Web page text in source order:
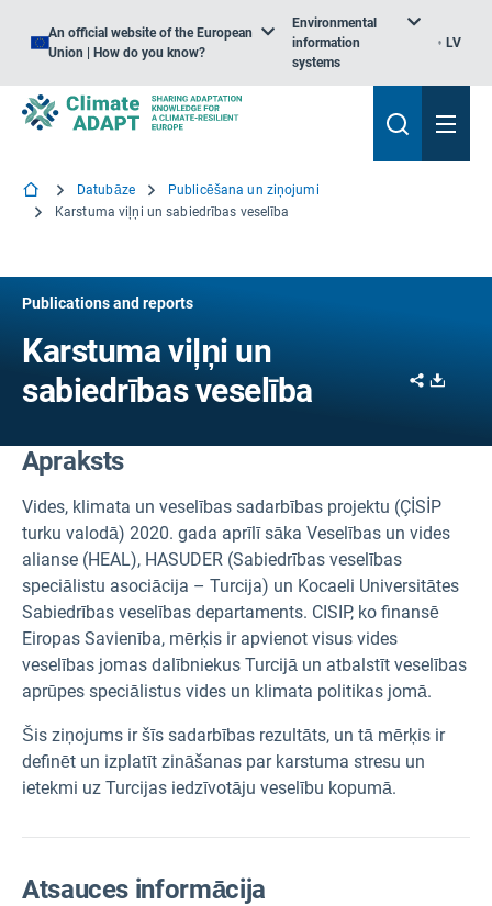
An official website of the European
Union | How do you know?
Environmental
information
systems
LV
Datubāze
Publicēšana un ziņojumi
Karstuma viļņi un sabiedrības veselība
Publications and reports
Karstuma viļņi un
sabiedrības veselība
Share
Apraksts
Vides, klimata un veselības sadarbības projektu (ÇİSİP
turku valodā) 2020. gada aprīlī sāka Veselības un vides
alianse (HEAL), HASUDER (Sabiedrības veselības
speciālistu asociācija – Turcija) un Kocaeli Universitātes
Sabiedrības veselības departaments. CISIP, ko finansē
Eiropas Savienība, mērķis ir apvienot visus vides
veselības jomas dalībniekus Turcijā un atbalstīt veselības
aprūpes speciālistus vides un klimata politikas jomā.
Šis ziņojums ir šīs sadarbības rezultāts, un tā mērķis ir
definēt un izplatīt zināšanas par karstuma stresu un
ietekmi uz Turcijas iedzīvotāju veselību kopumā.
Atsauces informācija